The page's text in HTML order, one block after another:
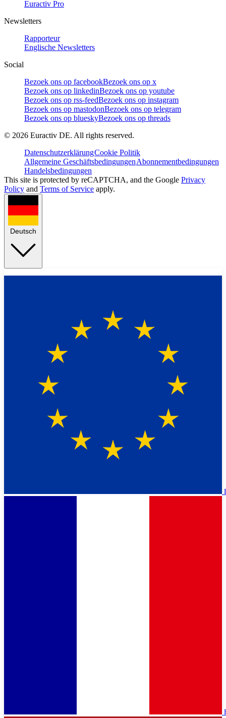
Euractiv Pro
Newsletters
Rapporteur
Englische Newsletters
Social
Bezoek ons op facebookBezoek ons op x
Bezoek ons op linkedinBezoek ons op youtube
Bezoek ons op rss-feedBezoek ons op instagram
Bezoek ons op mastodonBezoek ons op telegram
Bezoek ons op blueskyBezoek ons op threads
© 2026 Euractiv DE. All rights reserved.
DatenschutzerklärungCookie Politik
Allgemeine GeschäftsbedingungenAbonnementbedingungen
Handelsbedingungen
This site is protected by reCAPTCHA, and the Google Privacy
Policy and Terms of Service apply.
Deutsch